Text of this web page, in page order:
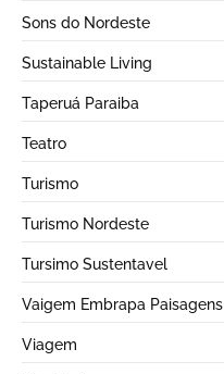
Sons do Nordeste
Sustainable Living
Taperuá Paraiba
Teatro
Turismo
Turismo Nordeste
Tursimo Sustentavel
Vaigem Embrapa Paisagens
Viagem